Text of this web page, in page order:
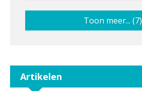
Toon meer... (7)
Artikelen